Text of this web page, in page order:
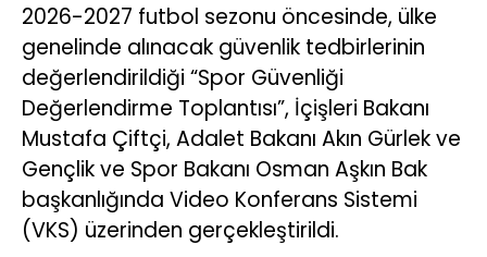
2026-2027 futbol sezonu öncesinde, ülke
genelinde alınacak güvenlik tedbirlerinin
değerlendirildiği “Spor Güvenliği
Değerlendirme Toplantısı”, İçişleri Bakanı
Mustafa Çiftçi, Adalet Bakanı Akın Gürlek ve
Gençlik ve Spor Bakanı Osman Aşkın Bak
başkanlığında Video Konferans Sistemi
(VKS) üzerinden gerçekleştirildi.